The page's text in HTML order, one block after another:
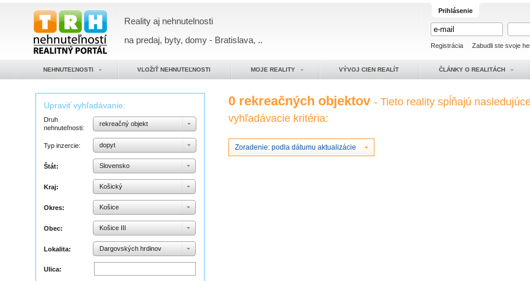
Reality aj nehnutelnosti
na predaj, byty, domy - Bratislava, ..
Prihlásenie
Registrácia Zabudli ste svoje
NEHNUTEĽNOSTI VLOŽIŤ NEHNUTEĽNOSTI MOJE REALITY VÝVOJ CIEN REALÍT ČLÁNKY O REALITÁCH
Upraviť vyhľadávanie:
Druh
nehnuteľnosti:
rekreačný objekt
Typ inzercie: dopyt
Štát: Slovensko
Kraj: Košický
Okres: Košice
Obec: Košice III
Lokalita: Dargovských hrdinov
Ulica:
0 rekreačných objektov- Tieto reality spĺňajú
vyhľadávacie kritéria:
Zoradenie: podla dátumu aktualizácie